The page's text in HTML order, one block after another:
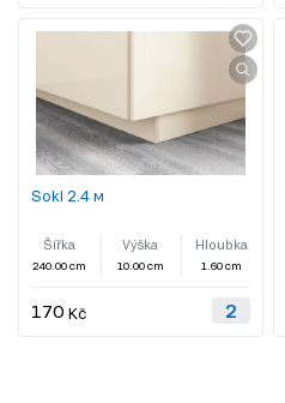
Sokl 2.4 м
Šířka
240.00 cm
Výška
10.00 cm
Hloubka
1.60 cm
170 Kč